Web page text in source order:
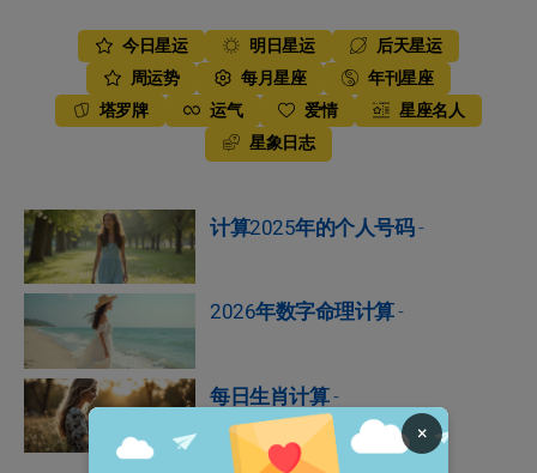
今日星运 明日星运
后天星运
周运势
每月星座
年刊星座
塔罗牌
运气 爱情
星座名人
星象日志
计算2025年的个人号码-
2026年数字命理计算-
每日生肖计算-
×